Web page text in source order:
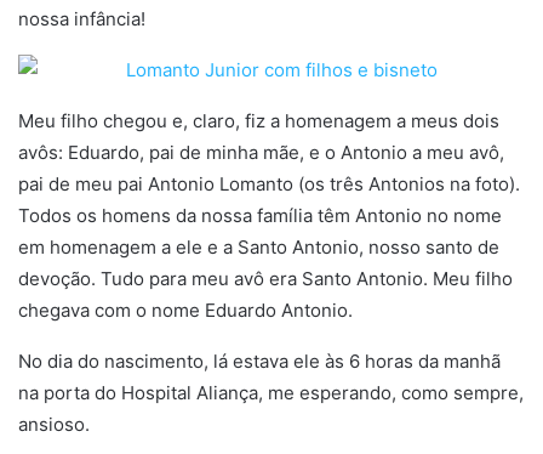
nossa infância!
Meu filho chegou e, claro, fiz a homenagem a meus dois
avôs: Eduardo, pai de minha mãe, e o Antonio a meu avô,
pai de meu pai Antonio Lomanto (os três Antonios na foto).
Todos os homens da nossa família têm Antonio no nome
em homenagem a ele e a Santo Antonio, nosso santo de
devoção. Tudo para meu avô era Santo Antonio. Meu filho
chegava com o nome Eduardo Antonio.
No dia do nascimento, lá estava ele às 6 horas da manhã
na porta do Hospital Aliança, me esperando, como sempre,
ansioso.